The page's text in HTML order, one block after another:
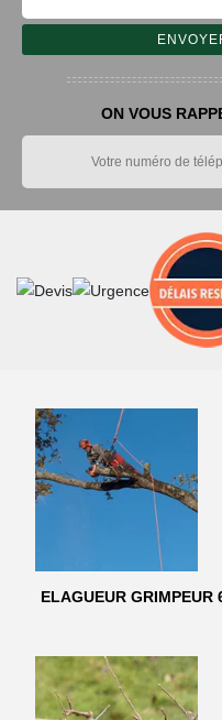
ON VOUS
ELAGUEUR GRIMPEUR